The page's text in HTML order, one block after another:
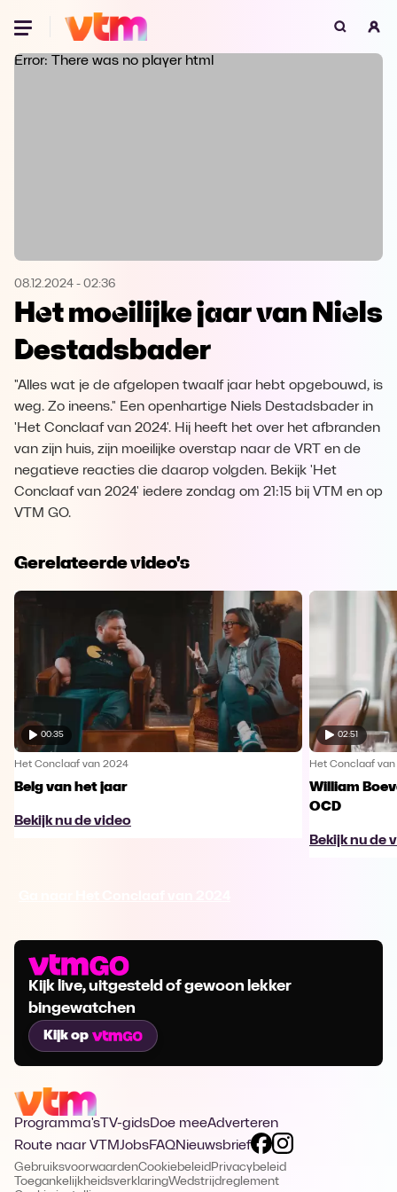
Oeps, browser niet ondersteund
Microsoft Edge Download
Opera
Error: There was no player html
08.12.2024 - 02:36
Het moeilijke jaar van Niels
Destadsbader
"Alles wat je de afgelopen twaalf jaar hebt opgebouwd, is
weg. Zo ineens." Een openhartige Niels Destadsbader in
'Het Conclaaf van 2024'. Hij heeft het over het afbranden
van zijn huis, zijn moeilijke overstap naar de VRT en de
negatieve reacties die daarop volgden. Bekijk 'Het
Conclaaf van 2024' iedere zondag om 21:15 bij VTM en op
VTM GO.
Gerelateerde video's
00:35
Het Conclaaf van 2024
Belg van het jaar
Bekijk nu de video
02:51
Het Conclaaf
William
OCD
Bekijk nu de
Kijk live, uitgesteld of gewoon lekker
bingewatchen
Kijk op
Programma's TV-gidsDoe meeAdverteren
Route naar VTMJobsFAQNieuwsbrief
GebruiksvoorwaardenCookiebeleid Privacybeleid
ToegankelijkheidsverklaringWedstrijdreglement